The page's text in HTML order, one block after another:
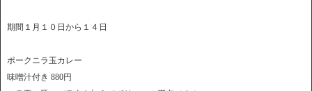
期間１月１０日から１４日
ポークニラ玉カレー
味噌汁付き 880円